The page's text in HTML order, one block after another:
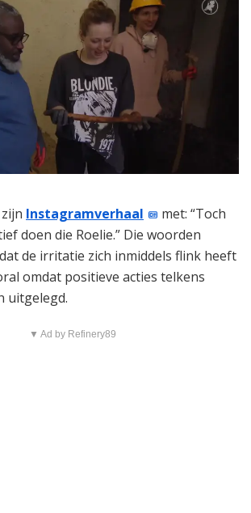
Instagramverhaal
met: “Toch
doen die Roelie.” Die woorden
de irritatie zich inmiddels flink heeft
omdat positieve acties telkens
uitgelegd.
▼ Ad by Refinery89